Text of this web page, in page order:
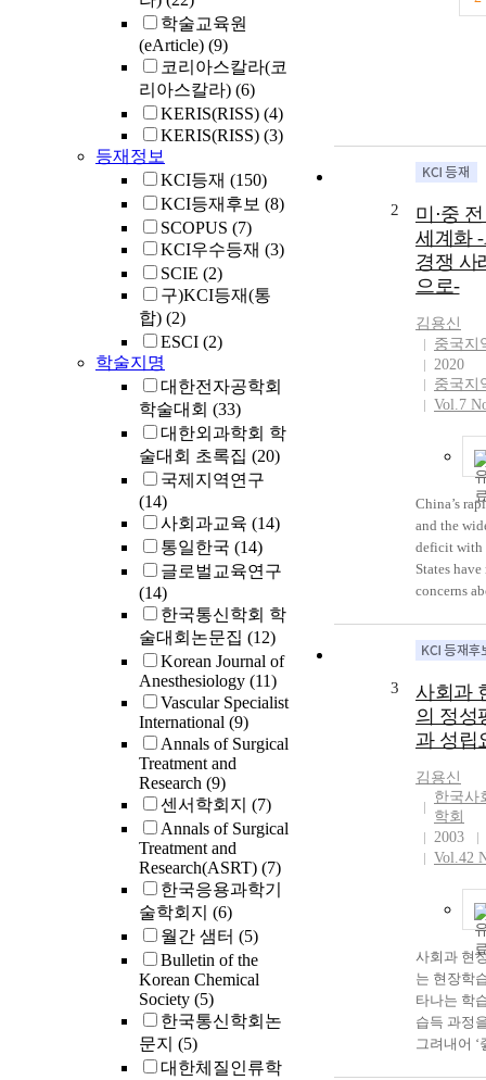
학술교육원
(eArticle) (9)
코리아스칼라(코
리아스칼라) (6)
KERIS(RISS) (4)
KERIS(RISS) (3)
등재정보
KCI등재 (150)
KCI등재후보 (8)
SCOPUS (7)
KCI우수등재 (3)
SCIE (2)
구)KCI등재(통
합) (2)
ESCI (2)
학술지명
대한전자공학회
학술대회 (33)
대한외과학회 학
술대회 초록집 (20)
국제지역연구
(14)
사회과교육 (14)
통일한국 (14)
글로벌교육연구
(14)
한국통신학회 학
술대회논문집 (12)
Korean Journal of
Anesthesiology (11)
Vascular Specialist
International (9)
Annals of Surgical
Treatment and
Research (9)
센서학회지 (7)
Annals of Surgical
Treatment and
Research(ASRT) (7)
한국응용과학기
술학회지 (6)
월간 샘터 (5)
Bulletin of the
Korean Chemical
Society (5)
한국통신학회논
문지 (5)
대한체질인류학
2
미⋅중
세계화
경쟁 사
으로-
김용신
중국지
2020
중국지
Vol.7
China’s
and the
deficit with
States have
concerns
then
poses no
United
advanced
games
made by
States.
been
upgrade is
led
officials
in China
“crimes,
raise the
3
사회과
의 정성
과 성립
김용신
한국사
학회
2003
Vol.42
사회과 현
는 현장학
타나는 학
습득 과정
그려내어 ‘